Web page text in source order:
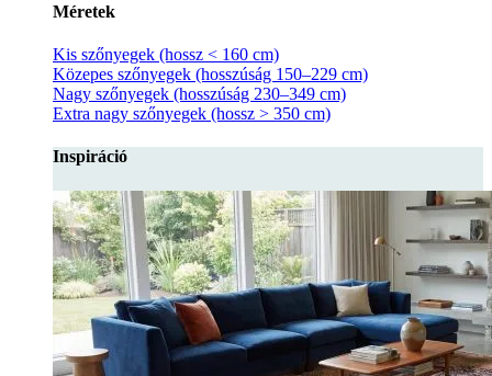
Méretek
Kis szőnyegek (hossz < 160 cm)
Közepes szőnyegek (hosszúság 150–229 cm)
Nagy szőnyegek (hosszúság 230–349 cm)
Extra nagy szőnyegek (hossz > 350 cm)
Inspiráció